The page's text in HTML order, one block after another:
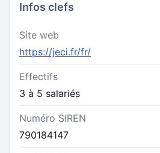
Infos clefs
Site web
https://jeci.fr/fr/
Effectifs
3 à 5 salariés
Numéro SIREN
790184147